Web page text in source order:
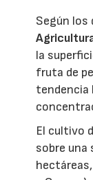
Según los
la
fruta de
tendencia
El cultivo
sobre una